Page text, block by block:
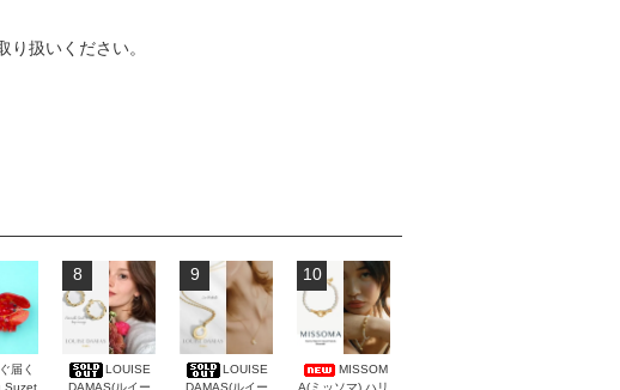
扱いください。
届く
8
LOUISE
9
LOUISE
10
MISSOM